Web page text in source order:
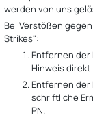
werden von uns
Bei Verstößen
Strikes":
Entfernen der
Hinweis direkt
Entfernen der
schriftliche
PN.